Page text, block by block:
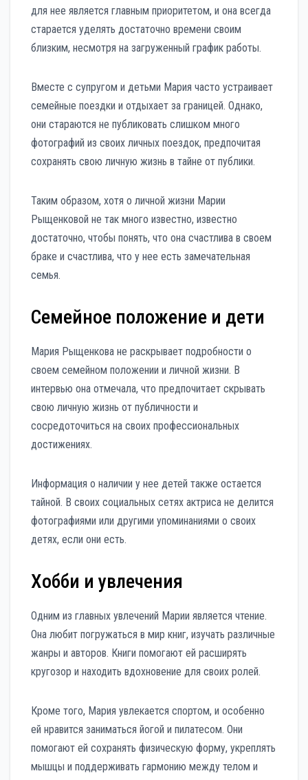
для нее является главным приоритетом, и она всегда
старается уделять достаточно времени своим
близким, несмотря на загруженный график работы.
Вместе с супругом и детьми Мария часто устраивает
семейные поездки и отдыхает за границей. Однако,
они стараются не публиковать слишком много
фотографий из своих личных поездок, предпочитая
сохранять свою личную жизнь в тайне от публики.
Таким образом, хотя о личной жизни Марии
Рыщенковой не так много известно, известно
достаточно, чтобы понять, что она счастлива в своем
браке и счастлива, что у нее есть замечательная
семья.
Семейное положение и дети
Мария Рыщенкова не раскрывает подробности о
своем семейном положении и личной жизни. В
интервью она отмечала, что предпочитает скрывать
свою личную жизнь от публичности и
сосредоточиться на своих профессиональных
достижениях.
Информация о наличии у нее детей также остается
тайной. В своих социальных сетях актриса не делится
фотографиями или другими упоминаниями о своих
детях, если они есть.
Хобби и увлечения
Одним из главных увлечений Марии является чтение.
Она любит погружаться в мир книг, изучать различные
жанры и авторов. Книги помогают ей расширять
кругозор и находить вдохновение для своих ролей.
Кроме того, Мария увлекается спортом, и особенно
ей нравится заниматься йогой и пилатесом. Они
помогают ей сохранять физическую форму, укреплять
мышцы и поддерживать гармонию между телом и